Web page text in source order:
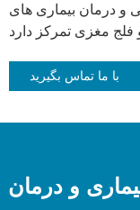
و درمان بیماری های
با ما تماس بگیرید
و درمان